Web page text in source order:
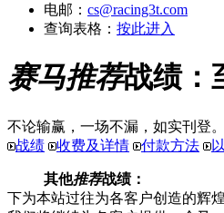
电邮： cs@racing3t.com
查询表格： 按此进入
赛马推荐战绩：
不论输赢，一场不漏，如实刊登。
战绩
收费及详情 付款方法
其他推荐战绩：
下为本站过往为各客户创造的辉